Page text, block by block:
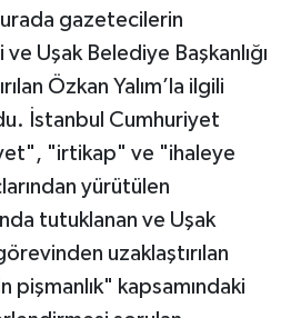
gazetecilerin
Uşak Belediye Başkanlığı
Özkan Yalım’la ilgili
İstanbul Cumhuriyet
"irtikap" ve "ihaleye
yürütülen
tutuklanan ve Uşak
uzaklaştırılan
pişmanlık" kapsamındaki